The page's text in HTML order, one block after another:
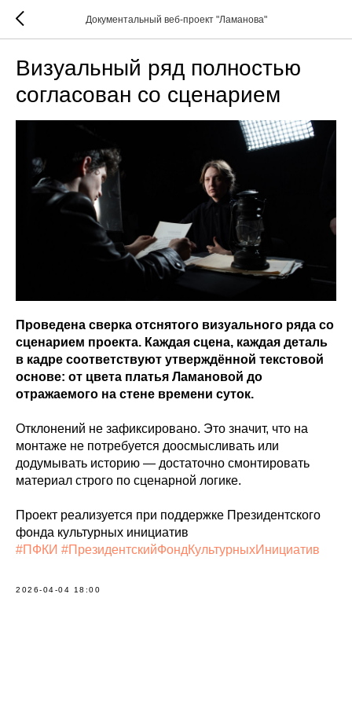
Документальный веб-проект "Ламанова"
Визуальный ряд полностью
согласован со сценарием
Проведена сверка отснятого визуального ряда со
сценарием проекта. Каждая сцена, каждая деталь
в кадре соответствуют утверждённой текстовой
основе: от цвета платья Ламановой до
отражаемого на стене времени суток.
Отклонений не зафиксировано. Это значит, что на
монтаже не потребуется доосмысливать или
додумывать историю — достаточно смонтировать
материал строго по сценарной логике.
Проект реализуется при поддержке Президентского
фонда культурных инициатив
#ПФКИ #ПрезидентскийФондКультурныхИнициатив
2026-04-04 18:00